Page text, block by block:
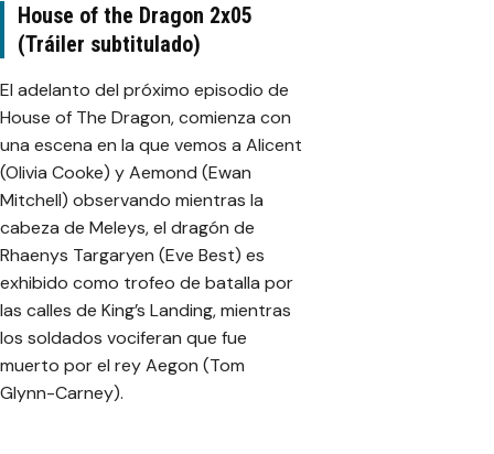
House of the Dragon 2x05
(Tráiler subtitulado)
El adelanto del próximo episodio de
House of The Dragon, comienza con
una escena en la que vemos a Alicent
(Olivia Cooke) y Aemond (Ewan
Mitchell) observando mientras la
cabeza de Meleys, el dragón de
Rhaenys Targaryen (Eve Best) es
exhibido como trofeo de batalla por
las calles de King’s Landing, mientras
los soldados vociferan que fue
muerto por el rey Aegon (Tom
Glynn-Carney).